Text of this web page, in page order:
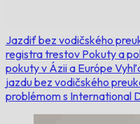
Jazdiť bez vodičského
registra trestov Pokuty a
pokuty v Ázii a Európe
jazdu bez vodičského
problémom s International